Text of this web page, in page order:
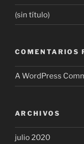
(sin título)
COMENTARIOS
A WordPress
ARCHIVOS
julio 2020